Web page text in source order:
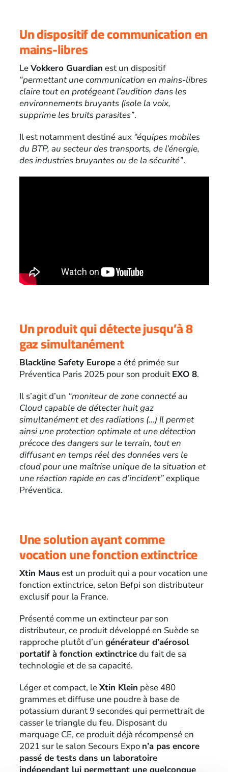
Un dispositif de communication en
mains-libres
LeVokkero Guardian est un dispositif
“permettant une communication en mains-libres
claire tout en protégeant l’audition dans les
environnements bruyants (isole la voix,
supprime les bruits parasites”.
Il est notamment destiné aux “équipes mobiles
du BTP, au secteur des transports, de l’énergie,
des industries bruyantes ou de la sécurité”.
Un produit qui détecte jusqu’à 8
gaz simultanément
Blackline Safety Europea été primée sur
Préventica Paris 2025 pour son produit EXO 8.
Il s’agit d’un “moniteur de zone connecté au
Cloud capable de détecter huit gaz
simultanément et des radiations (…) Il permet
ainsi une protection optimale et une détection
précoce des dangers sur le terrain, tout en
diffusant en temps réel des données vers le
cloud pour une maîtrise unique de la situation et
une réaction rapide en cas d’incident”explique
Préventica.
Une solution ayant comme
vocation une fonction extinctrice
Xtin Mausest un produit qui a pour vocation une
fonction extinctrice, selon Befpi son distributeur
exclusif pour la France.
Présenté comme un extincteur par son
distributeur, ce produit développé en Suède se
rapproche plutôt d’un générateur d’aérosol
portatif à fonction extinctricedu fait de sa
technologie et de sa capacité.
Léger et compact, leXtin Klein pèse 480
grammes et diffuse une poudre à base de
potassium durant 9 secondes qui permettrait de
casser le triangle du feu. Disposant du
marquage CE, ce produit déjà récompensé en
2021 sur le salon Secours Expo n’a pas encore
passé de tests dans un laboratoire